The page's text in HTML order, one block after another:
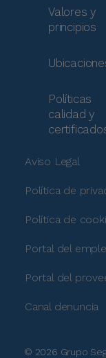
Valores y
principios
Políticas
calidad y
Aviso Legal
Política de
Política de
Portal del
Portal del
Canal denuncia
© 2026 Grupo